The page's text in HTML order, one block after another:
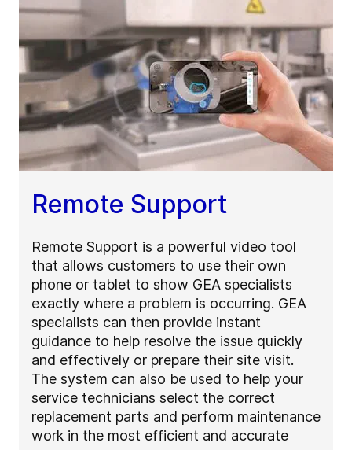
Remote Support
Remote Support is a powerful video tool
that allows customers to use their own
phone or tablet to show GEA specialists
exactly where a problem is occurring. GEA
specialists can then provide instant
guidance to help resolve the issue quickly
and effectively or prepare their site visit.
The system can also be used to help your
service technicians select the correct
replacement parts and perform maintenance
work in the most efficient and accurate